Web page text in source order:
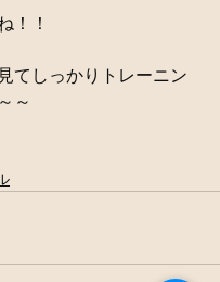
！！
てしっかりトレーニン
～